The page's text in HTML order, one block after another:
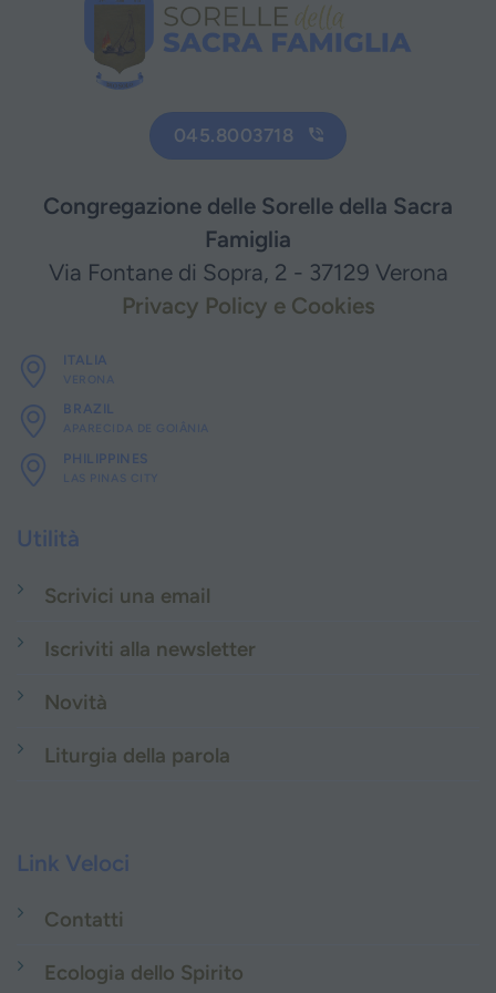
045.8003718
Congregazione delle Sorelle della Sacra
Famiglia
Via Fontane di Sopra, 2 - 37129 Verona
Privacy Policy e Cookies
ITALIA
VERONA
BRAZIL
APARECIDA DE GOIÂNIA
PHILIPPINES
LAS PINAS CITY
Utilità
Scrivici una email
Iscriviti alla newsletter
Novità
Liturgia della parola
Link Veloci
Contatti
Ecologia dello Spirito